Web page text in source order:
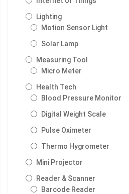
Lighting
Motion Sensor Light
Solar Lamp
Measuring Tool
Micro Meter
Health Tech
Blood Pressure Monitor
Digital Weight Scale
Pulse Oximeter
Thermo Hygrometer
Mini Projector
Reader & Scanner
Barcode Reader